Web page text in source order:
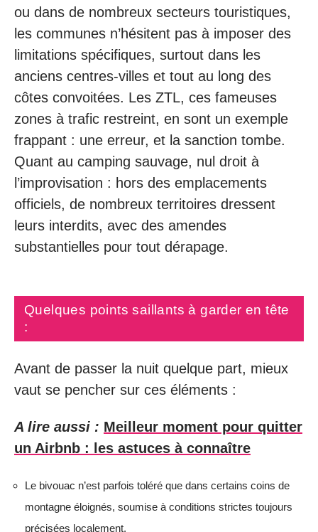
ou dans de nombreux secteurs touristiques,
les communes n’hésitent pas à imposer des
limitations spécifiques, surtout dans les
anciens centres-villes et tout au long des
côtes convoitées. Les ZTL, ces fameuses
zones à trafic restreint, en sont un exemple
frappant : une erreur, et la sanction tombe.
Quant au camping sauvage, nul droit à
l’improvisation : hors des emplacements
officiels, de nombreux territoires dressent
leurs interdits, avec des amendes
substantielles pour tout dérapage.
Quelques points saillants à garder en tête
:
Avant de passer la nuit quelque part, mieux
vaut se pencher sur ces éléments :
A lire aussi : Meilleur moment pour quitter
un Airbnb : les astuces à connaître
Le bivouac n’est parfois toléré que dans certains coins de
montagne éloignés, soumise à conditions strictes toujours
précisées localement.